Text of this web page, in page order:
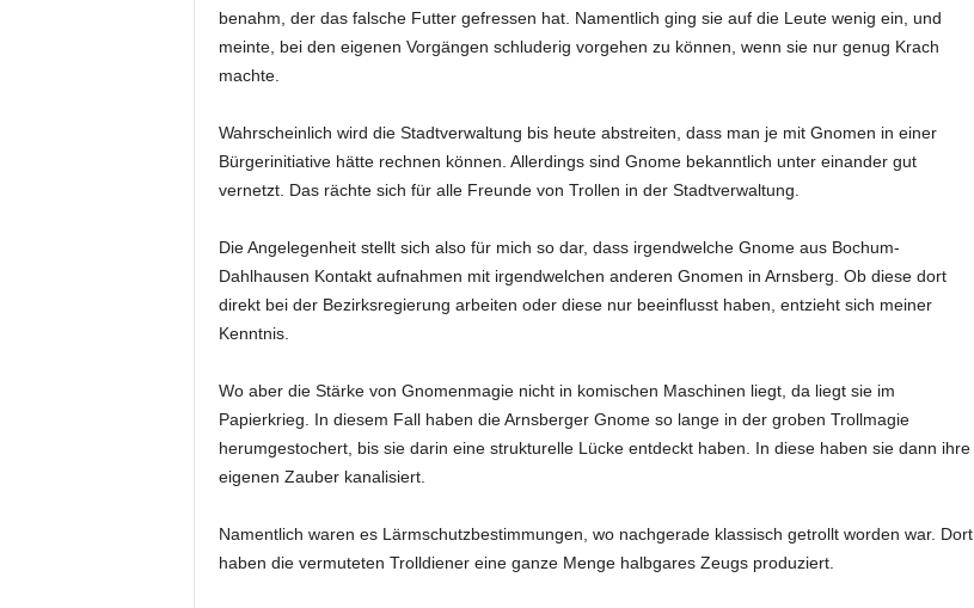
benahm, der das falsche Futter gefressen hat. Namentlich ging sie auf die Leute wenig ein, und
meinte, bei den eigenen Vorgängen schluderig vorgehen zu können, wenn sie nur genug Krach
machte.
Wahrscheinlich wird die Stadtverwaltung bis heute abstreiten, dass man je mit Gnomen in einer
Bürgerinitiative hätte rechnen können. Allerdings sind Gnome bekanntlich unter einander gut
vernetzt. Das rächte sich für alle Freunde von Trollen in der Stadtverwaltung.
Die Angelegenheit stellt sich also für mich so dar, dass irgendwelche Gnome aus Bochum-
Dahlhausen Kontakt aufnahmen mit irgendwelchen anderen Gnomen in Arnsberg. Ob diese dort
direkt bei der Bezirksregierung arbeiten oder diese nur beeinflusst haben, entzieht sich meiner
Kenntnis.
Wo aber die Stärke von Gnomenmagie nicht in komischen Maschinen liegt, da liegt sie im
Papierkrieg. In diesem Fall haben die Arnsberger Gnome so lange in der groben Trollmagie
herumgestochert, bis sie darin eine strukturelle Lücke entdeckt haben. In diese haben sie dann ihre
eigenen Zauber kanalisiert.
Namentlich waren es Lärmschutzbestimmungen, wo nachgerade klassisch getrollt worden war. Dort
haben die vermuteten Trolldiener eine ganze Menge halbgares Zeugs produziert.